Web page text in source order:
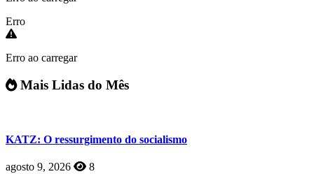
Erro
Erro ao carregar
Mais Lidas do Mês
KATZ: O ressurgimento do socialismo
agosto 9, 2026 8